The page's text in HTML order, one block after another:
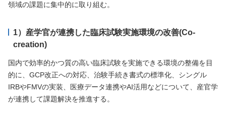
領域の課題に集中的に取り組む。
1）産学官が連携した臨床試験実施環境の改善(Co-
creation)
国内で効率的かつ質の高い臨床試験を実施できる環境の整備を目
的に、GCP改正への対応、治験手続き書式の標準化、シングル
IRBやFMVの実装、医療データ連携やAI活用などについて、産官学
が連携して課題解決を推進する。